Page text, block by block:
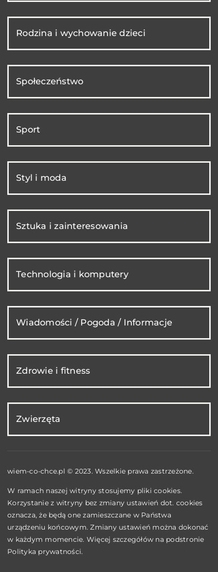
Rodzina i wychowanie dzieci
Społeczeństwo
Sport
Styl i moda
Sztuka i zainteresowania
Technologia i komputery
Wiadomości / Pogoda / Informacje
Zdrowie i fitness
Zwierzęta
wiem-co-chce.pl © 2023. Wszelkie prawa zastrzeżone.
W ramach naszej witryny stosujemy pliki cookies.
Korzystanie z witryny bez zmiany ustawień dot. cookies
oznacza, że będą one zamieszczane w Państwa
urządzeniu końcowym. Zmiany ustawień można dokonać
w każdym momencie. Więcej szczegółów na podstronie
Polityka prywatności.